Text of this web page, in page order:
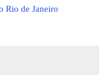
Rio de Janeiro